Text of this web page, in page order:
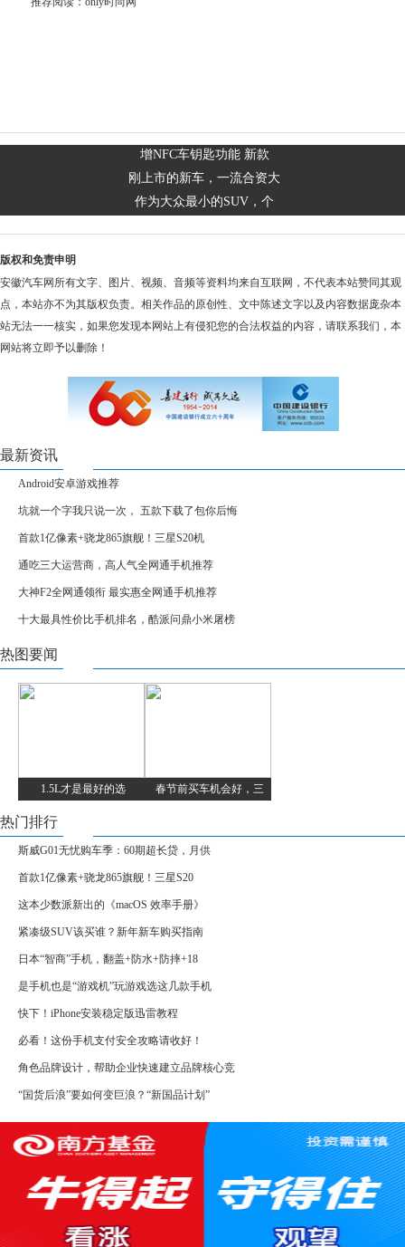
增NFC车钥匙功能 新款
刚上市的新车，一流合资大
作为大众最小的SUV，个
版权和免责申明
安徽汽车网所有文字、图片、视频、音频等资料均来自互联网，不代表本站赞同其观
点，本站亦不为其版权负责。相关作品的原创性、文中陈述文字以及内容数据庞杂本
站无法一一核实，如果您发现本网站上有侵犯您的合法权益的内容，请联系我们，本
网站将立即予以删除！
最新资讯
Android安卓游戏推荐
坑就一个字我只说一次， 五款下载了包你后悔
首款1亿像素+骁龙865旗舰！三星S20机
通吃三大运营商，高人气全网通手机推荐
大神F2全网通领衔 最实惠全网通手机推荐
十大最具性价比手机排名，酷派问鼎小米屠榜
热图要闻
1.5L才是最好的选 春节前买车机会好，三
热门排行
斯威G01无忧购车季：60期超长贷，月供
首款1亿像素+骁龙865旗舰！三星S20
这本少数派新出的《macOS 效率手册》
紧凑级SUV该买谁？新年新车购买指南
日本“智商”手机，翻盖+防水+防摔+18
是手机也是“游戏机”玩游戏选这几款手机
快下！iPhone安装稳定版迅雷教程
必看！这份手机支付安全攻略请收好！
角色品牌设计，帮助企业快速建立品牌核心竞
“国货后浪”要如何变巨浪？“新国品计划”